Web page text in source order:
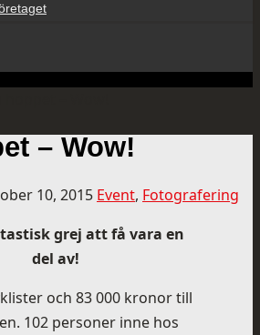
– Wow!
10, 2015 Event, Fotografering
grej att få vara en
del av!
och 83 000 kronor till
102 personer inne hos